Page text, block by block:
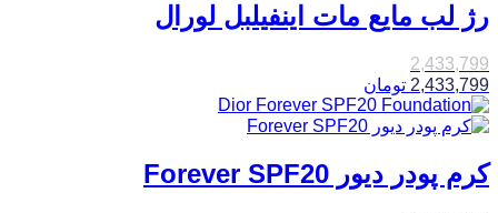
رژ لب مایع مات اینفیلبل لورال
2,433,799
2,433,799 تومان
کرم پودر دیور Forever SPF20